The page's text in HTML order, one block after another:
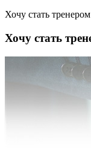
Хочу стать тренером
Хочу стать